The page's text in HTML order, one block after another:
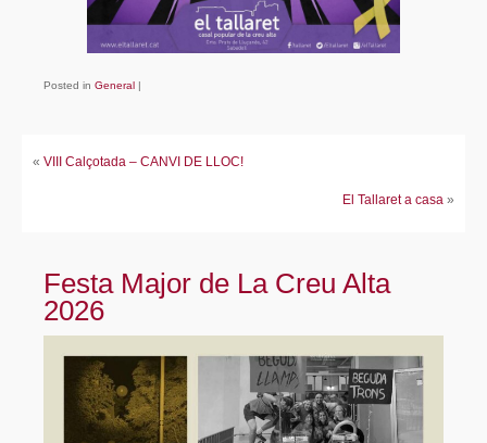
Fes-te soci/sòcia!
Contacte
Posted in General |
« VIII Calçotada – CANVI DE LLOC!
El Tallaret a casa »
Festa Major de La Creu Alta
2026